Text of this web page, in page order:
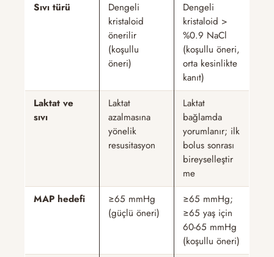
Sıvı türü
Dengeli
kristaloid
önerilir
(koşullu
öneri)
Dengeli
kristaloid >
%0.9 NaCl
(koşullu öneri,
orta kesinlikte
kanıt)
Laktat ve
sıvı
Laktat
azalmasına
yönelik
resusitasyon
Laktat
bağlamda
yorumlanır; ilk
bolus sonrası
bireyselleştir
me
MAP hedefi
≥65 mmHg
(güçlü öneri)
≥65 mmHg;
≥65 yaş için
60-65 mmHg
(koşullu öneri)